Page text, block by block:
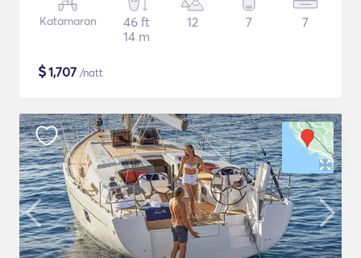
Katamaran
46 ft
14 m
12 7 7
$1,707 /natt